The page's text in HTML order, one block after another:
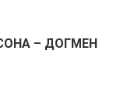
– ДОГМЕН